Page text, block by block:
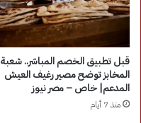
قبل تطبيق الخصم المباشر.. شعبة
المخابز توضح مصير رغيف العيش
المدعم| خاص – مصر نيوز
منذ 7 أيام